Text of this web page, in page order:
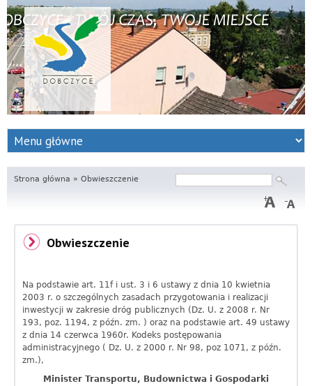
S
e
r
i
s
I
n
f
o
Formularz
wyszukiwania
Strona główna » Obwieszczenie
Obwieszczenie
Na podstawie art. 11f i ust. 3 i 6 ustawy z dnia 10 kwietnia
2003 r. o szczególnych zasadach przygotowania i realizacji
inwestycji w zakresie dróg publicznych (Dz. U. z 2008 r. Nr
193, poz. 1194, z późn. zm. ) oraz na podstawie art. 49 ustawy
z dnia 14 czerwca 1960r. Kodeks postępowania
administracyjnego ( Dz. U. z 2000 r. Nr 98, poz 1071, z późn.
zm.),
Minister Transportu, Budownictwa i Gospodarki